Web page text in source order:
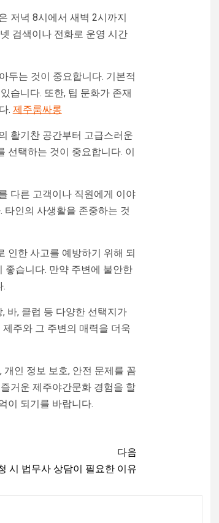
저녁 8시에서 새벽 2시까지
검색이나 전화로 운영 시간
두는 것이 중요합니다. 기본적
습니다. 또한, 팁 문화가 존재
. 제주룸싸롱
활기찬 공간부터 고급스러운
선택하는 것이 중요합니다. 이
다른 고객이나 직원에게 이야
타인의 사생활을 존중하는 것
인한 사고를 예방하기 위해 되
좋습니다. 만약 주변에 불안한
.
바, 클럽 등 다양한 선택지가
주와 그 주변의 매력을 더욱
인 정보 보호, 안전 문제를 꼼
거운 제주야간문화 경험을 할
이 되기를 바랍니다.
다음
시 법무사 상담이 필요한 이유